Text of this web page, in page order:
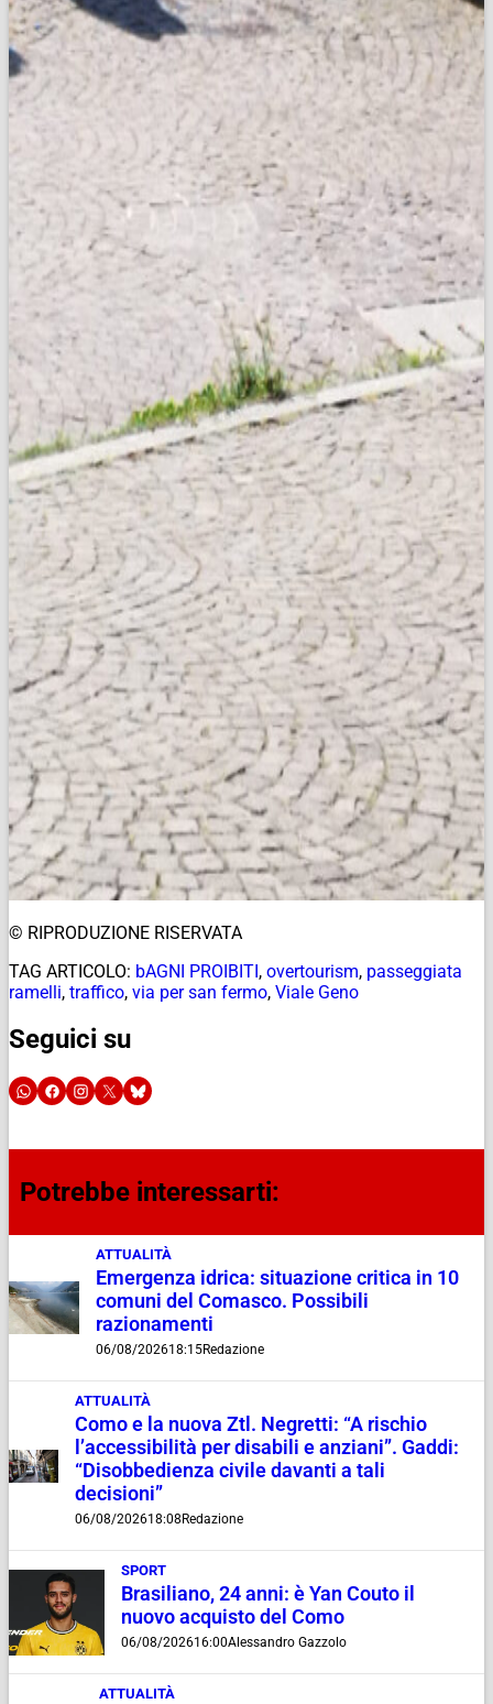
© RIPRODUZIONE RISERVATA
TAG ARTICOLO: bAGNI PROIBITI, overtourism, passeggiata
ramelli, traffico, via per san fermo, Viale Geno
Seguici su
Potrebbe interessarti:
ATTUALITÀ
Emergenza idrica: situazione critica in 10
comuni del Comasco. Possibili
razionamenti
06/08/202618:15Redazione
ATTUALITÀ
Como e la nuova Ztl. Negretti: “A rischio
l’accessibilità per disabili e anziani”. Gaddi:
“Disobbedienza civile davanti a tali
decisioni”
06/08/202618:08 Redazione
SPORT
Brasiliano, 24 anni: è Yan Couto il
nuovo acquisto del Como
06/08/202616:00Alessandro Gazzolo
ATTUALITÀ